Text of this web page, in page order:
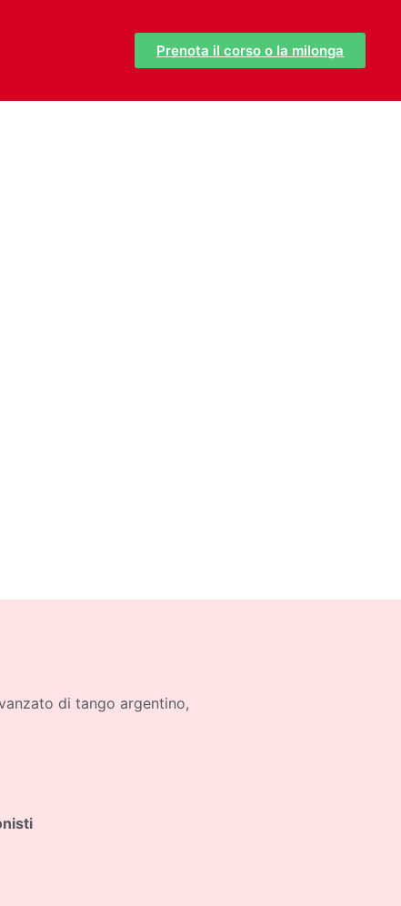
Prenota il corso o la milonga
di tango argentino,